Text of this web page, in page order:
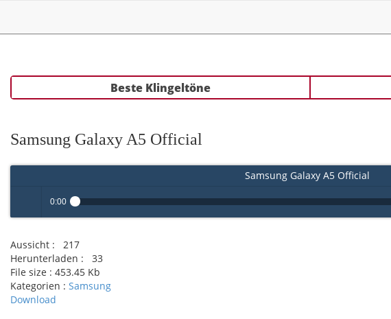
Beste Klingeltöne
Samsung Galaxy A5 Official
Samsung Galaxy A5 Official
Play /
0:00
Aussicht :
217
Herunterladen :
33
File size : 453.45 Kb
Kategorien : Samsung
Download